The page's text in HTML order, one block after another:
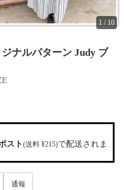
1 / 10
ナルパターン Judy ブ
スト(送料 ¥215)で配送されま
通報